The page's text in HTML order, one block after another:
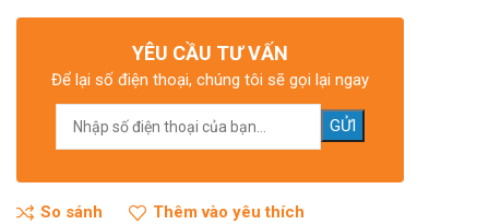
YÊU CẦU TƯ VẤN
Để lại số điện thoại, chúng tôi sẽ gọi lại ngay
So sánh Thêm vào yêu thích